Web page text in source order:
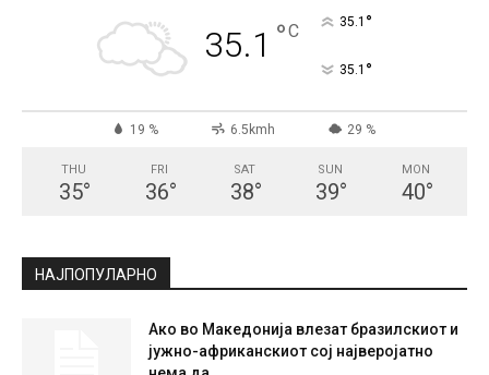
35.1 °C 35.1 °
35.1 °
19 % 6.5kmh 29 %
THU
35°
FRI
36°
SAT
38°
SUN
39°
MON
40°
НАЈПОПУЛАРНО
Ако во Македонија влезат бразилскиот и
јужно-африканскиот сој најверојатно